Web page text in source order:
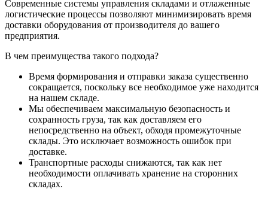
Современные системы управления складами и отлаженные
логистические процессы позволяют минимизировать время
доставки оборудования от производителя до вашего
предприятия.
В чем преимущества такого подхода?
Время формирования и отправки заказа существенно
сокращается, поскольку все необходимое уже находится
на нашем складе.
Мы обеспечиваем максимальную безопасность и
сохранность груза, так как доставляем его
непосредственно на объект, обходя промежуточные
склады. Это исключает возможность ошибок при
доставке.
Транспортные расходы снижаются, так как нет
необходимости оплачивать хранение на сторонних
складах.